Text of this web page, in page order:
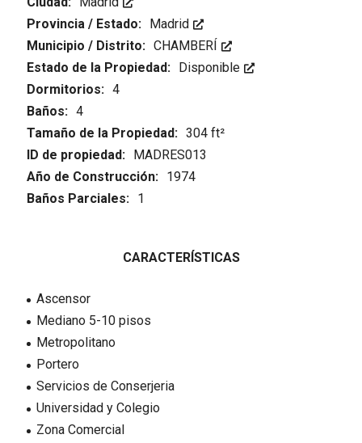
Provincia / Estado: Madrid
Municipio / Distrito: CHAMBERÍ
Estado de la Propiedad: Disponible
Dormitorios: 4
Baños: 4
Tamaño de la Propiedad: 304 ft²
ID de propiedad: MADRES013
Año de Construcción: 1974
Baños Parciales: 1
CARACTERÍSTICAS
Ascensor
Mediano 5-10 pisos
Metropolitano
Portero
Servicios de Conserjeria
Universidad y Colegio
Zona Comercial